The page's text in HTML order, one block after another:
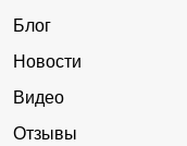
Блог
Новости
Видео
Отзывы